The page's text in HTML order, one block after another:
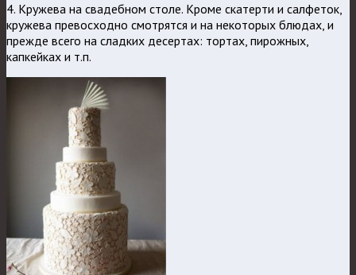
4. Кружева на свадебном столе. Кроме скатерти и салфеток,
кружева превосходно смотрятся и на некоторых блюдах, и
прежде всего на сладких десертах: тортах, пирожных,
капкейках и т.п.